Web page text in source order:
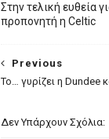
Στην τελική ευθεία
προπονητή η Celtic
Previous
Το… γυρίζει η Dundee
Δεν Υπάρχουν Σχόλια: